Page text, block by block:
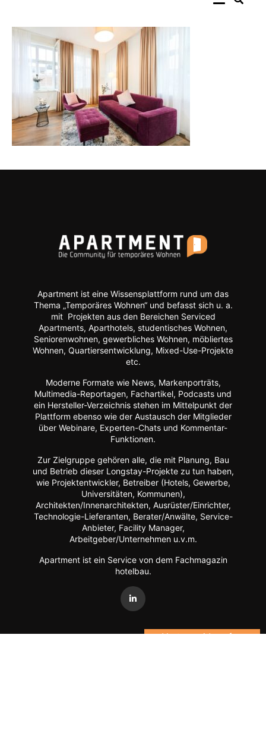
Apartment ist eine Wissensplattform rund um das
Thema „Temporäres Wohnen“ und befasst sich u. a.
mit Projekten aus den Bereichen Serviced
Apartments, Aparthotels, studentisches Wohnen,
Seniorenwohnen, gewerbliches Wohnen, möbliertes
Wohnen, Quartiersentwicklung, Mixed-Use-Projekte
etc.
Moderne Formate wie News, Markenporträts,
Multimedia-Reportagen, Fachartikel, Podcasts und
ein Hersteller-Verzeichnis stehen im Mittelpunkt der
Plattform ebenso wie der Austausch der Mitglieder
über Webinare, Experten-Chats und Kommentar-
Funktionen.
Zur Zielgruppe gehören alle, die mit Planung, Bau
und Betrieb dieser Longstay-Projekte zu tun haben,
wie Projektentwickler, Betreiber (Hotels, Gewerbe,
Universitäten, Kommunen),
Architekten/Innenarchitekten, Ausrüster/Einrichter,
Technologie-Lieferanten, Berater/Anwälte, Service-
Anbieter, Facility Manager,
Arbeitgeber/Unternehmen u.v.m.
Apartment ist ein Service von dem Fachmagazin
hotelbau.
Vertrag widerrufen